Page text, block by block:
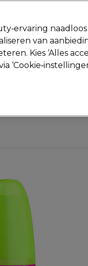
Haar Elektra
van
Kies ‘Alles